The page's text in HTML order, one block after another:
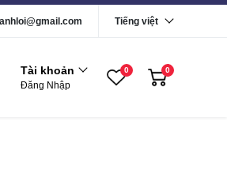
Tiếng việt
Tài khoản
Đăng Nhập
0 0